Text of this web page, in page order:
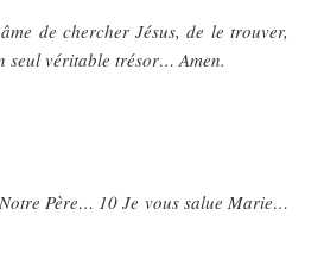
de chercher Jésus, de le trouver,
seul véritable trésor… Amen.
Père… 10 Je vous salue Marie…